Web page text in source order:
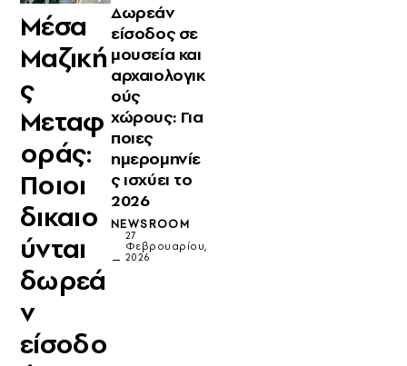
Μέσα
Μαζική
ς
Μεταφ
οράς:
Ποιοι
δικαιο
ύνται
δωρεά
ν
είσοδο
Δωρεάν
είσοδος σε
μουσεία και
αρχαιολογικ
ούς
χώρους: Για
ποιες
ημερομηνίε
ς ισχύει το
2026
NEWSROOM
27
Φεβρουαρίου,
2026